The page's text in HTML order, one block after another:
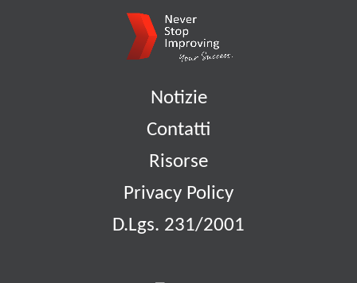
Notizie
Contatti
Risorse
Privacy Policy
D.Lgs. 231/2001